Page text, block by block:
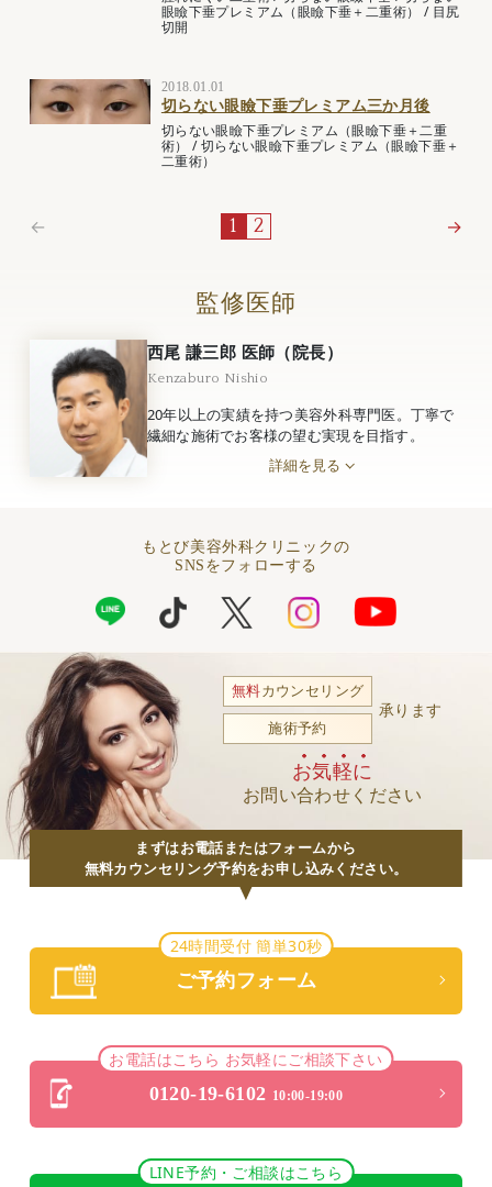
眼瞼下垂プレミアム（眼瞼下垂＋二重術）
/ 目尻
切開
2018.01.01
切らない眼瞼下垂プレミアム三か月後
切らない眼瞼下垂プレミアム（眼瞼下垂＋二重
術）
/切らない眼瞼下垂プレミアム（眼瞼下垂＋
二重術）
← 1 2 →
監修医師
西尾 謙三郎 医師（院長）
Kenzaburo Nishio
20年以上の実績を持つ美容外科専門医。丁寧で
繊細な施術でお客様の望む実現を目指す。
詳細を見る
もとび美容外科クリニックの
SNSをフォローする
無料カウンセリング
施術予約
承ります
お気軽に
お問い合わせください
まずはお電話またはフォームから
無料カウンセリング予約をお申し込みください。
24時間受付 簡単30秒
ご予約フォーム
お電話はこちら お気軽にご相談下さい
0120-19-6102 10:00-19:00
LINE予約・ご相談はこちら